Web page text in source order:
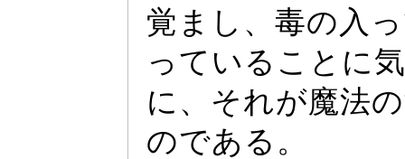
覚まし、毒の入 っ
っ ていることに
に、それが魔法
のである。